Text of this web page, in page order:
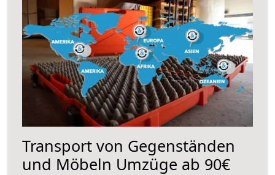
Transport von Gegenständen
und Möbeln Umzüge ab 90€